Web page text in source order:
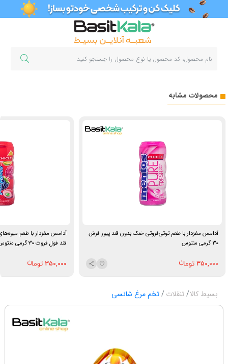
محصولات مشابه
آدامس مغزدار با طعم توتی‌فروتی خنک بدون قند پیور فرش
30 گرمی منتوس
350,000
آدامس مغزدار با طعم
قند فول فروت ۳۰ گرمی منتوس
350,000
بسیط کالا تنقلات تخم مرغ شانسی